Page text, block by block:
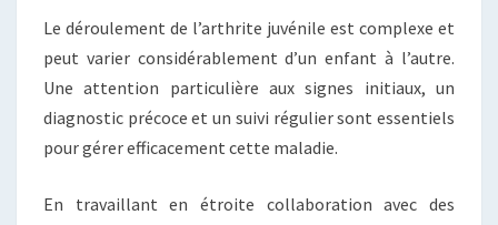
Le déroulement de l’arthrite juvénile est complexe et
peut varier considérablement d’un enfant à l’autre.
Une attention particulière aux signes initiaux, un
diagnostic précoce et un suivi régulier sont essentiels
pour gérer efficacement cette maladie.
En travaillant en étroite collaboration avec des